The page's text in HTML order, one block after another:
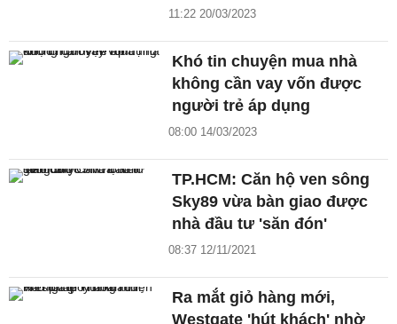
11:22 20/03/2023
Khó tin chuyện mua nhà
không cần vay vốn được
người trẻ áp dụng
08:00 14/03/2023
TP.HCM: Căn hộ ven sông
Sky89 vừa bàn giao được
nhà đầu tư 'săn đón'
08:37 12/11/2021
Ra mắt giỏ hàng mới,
Westgate 'hút khách' nhờ